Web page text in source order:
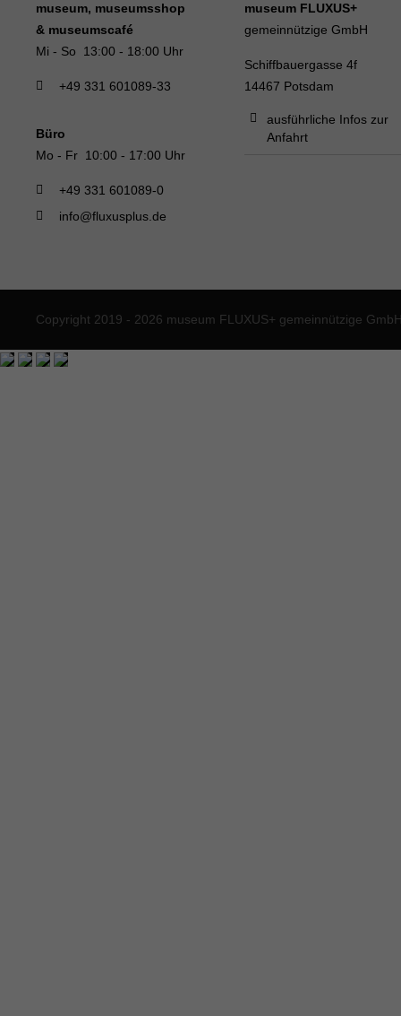
museum, museumsshop
& museumscafé
Mi - So 13:00 - 18:00 Uhr
+49 331 601089-33
Büro
Mo - Fr 10:00 - 17:00 Uhr
+49 331 601089-0
info@fluxusplus.de
museum FLUXUS+
gemeinnützige GmbH
Schiffbauergasse 4f
14467 Potsdam
ausführliche Infos zur
Anfahrt
Copyright 2019 - 2026 museum FLUXUS+ gemeinnützige